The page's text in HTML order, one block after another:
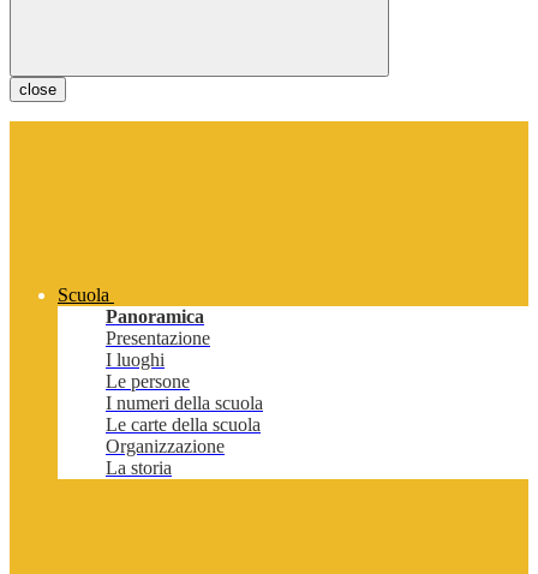
close
Scuola
Panoramica
Presentazione
I luoghi
Le persone
I numeri della scuola
Le carte della scuola
Organizzazione
La storia